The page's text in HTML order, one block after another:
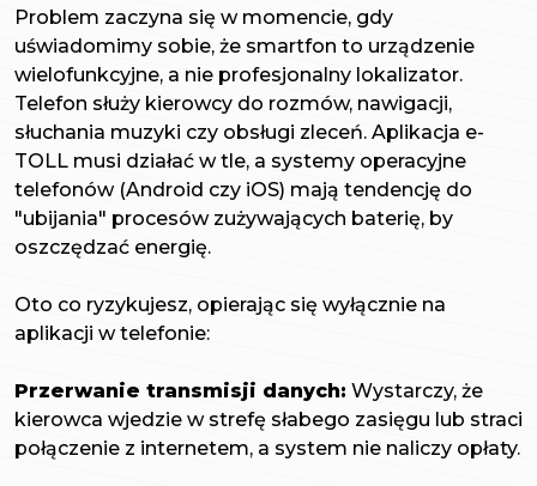
Problem zaczyna się w momencie, gdy
uświadomimy sobie, że smartfon to urządzenie
wielofunkcyjne, a nie profesjonalny lokalizator.
Telefon służy kierowcy do rozmów, nawigacji,
słuchania muzyki czy obsługi zleceń. Aplikacja e-
TOLL musi działać w tle, a systemy operacyjne
telefonów (Android czy iOS) mają tendencję do
"ubijania" procesów zużywających baterię, by
oszczędzać energię.
Oto co ryzykujesz, opierając się wyłącznie na
aplikacji w telefonie:
Przerwanie transmisji danych: Wystarczy, że
kierowca wjedzie w strefę słabego zasięgu lub straci
połączenie z internetem, a system nie naliczy opłaty.